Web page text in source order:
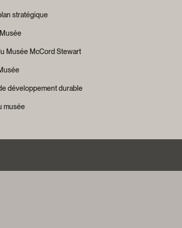
stratégique
Musée McCord Stewart
développement durable
musée